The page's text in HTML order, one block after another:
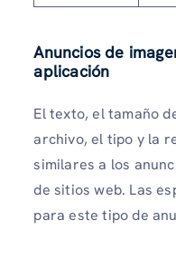
Anuncios de
aplicación
El texto, el tamaño
archivo, el tipo y la
similares a los
de sitios web. Las
para este tipo de